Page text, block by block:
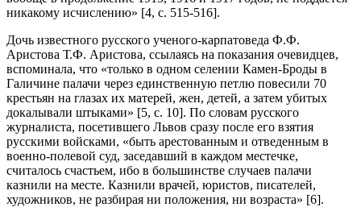
никакому исчислению» [4, с. 515-516].
Дочь известного русского ученого-карпатоведа Ф.Ф.
Аристова Т.Ф. Аристова, ссылаясь на показания очевидцев,
вспоминала, что «только в одном селении Камен-Броды в
Галичине палачи через единственную петлю повесили 70
крестьян на глазах их матерей, жен, детей, а затем убитых
докалывали штыками» [5, с. 10]. По словам русского
журналиста, посетившего Львов сразу после его взятия
русскими войсками, «быть арестованным и отведенным в
военно-полевой суд, заседавший в каждом местечке,
считалось счастьем, ибо в большинстве случаев палачи
казнили на месте. Казнили врачей, юристов, писателей,
художников, не разбирая ни положения, ни возраста» [6].